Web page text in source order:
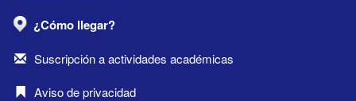
¿Cómo llegar?
Suscripción a actividades académicas
Aviso de privacidad